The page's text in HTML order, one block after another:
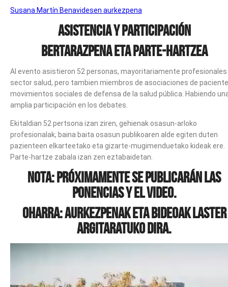
Susana Martín Benavidesen aurkezpena
ASISTENCIA Y PARTICIPACIÓN
BERTARAZPENA ETA PARTE-HARTZEA
Al evento asistieron 52 personas, mayoritariamente profesionales
sector salud, pero tambien miembros de asociaciones de
movimientos sociales de defensa de la salud pública. Habiendo
amplia participación en los debates.
Ekitaldian 52 pertsona izan ziren, gehienak osasun-arloko
profesionalak, baina baita osasun publikoaren alde egiten duten
pazienteen elkarteetako eta gizarte-mugimenduetako kideak ere.
Parte-hartze zabala izan zen eztabaidetan.
Nota: Próximamente se publicarán las
ponencias y el video.
Oharra: Aurkezpenak eta bideoak laster
argitaratuko dira.